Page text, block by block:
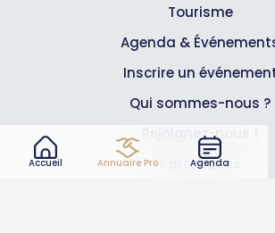
Accueil Annuaire Pro Agenda
Tourisme
Agenda &
Inscrire un
Qui sommes-nous ?
Rejoignez-nous !
Partenaires